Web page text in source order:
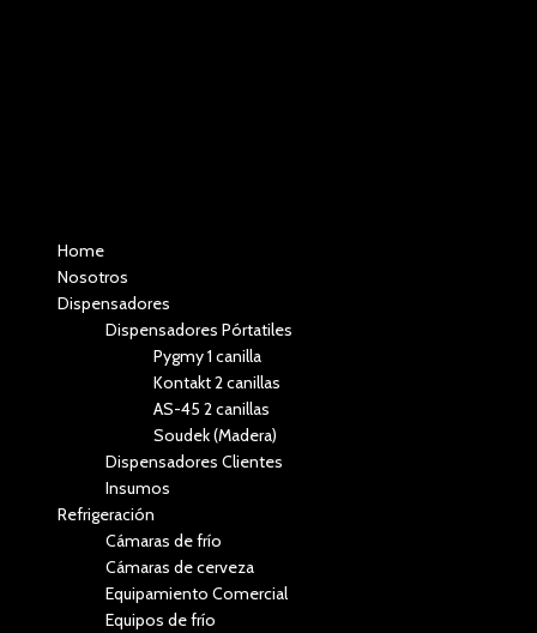
Home
Nosotros
Dispensadores
Dispensadores Pórtatiles
Pygmy 1 canilla
Kontakt 2 canillas
AS-45 2 canillas
Soudek (Madera)
Dispensadores Clientes
Insumos
Refrigeración
Cámaras de frío
Cámaras de cerveza
Equipamiento Comercial
Equipos de frío